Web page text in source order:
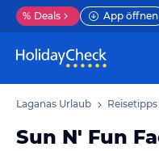
% Deals App öffnen
Laganas Urlaub
Sun N' Fun